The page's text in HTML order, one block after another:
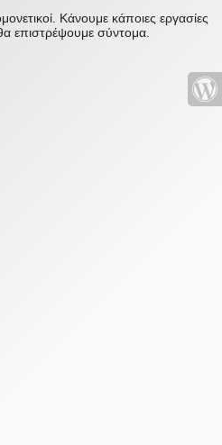
Κάνουμε κάποιες εργασίες
επιστρέψουμε σύντομα.